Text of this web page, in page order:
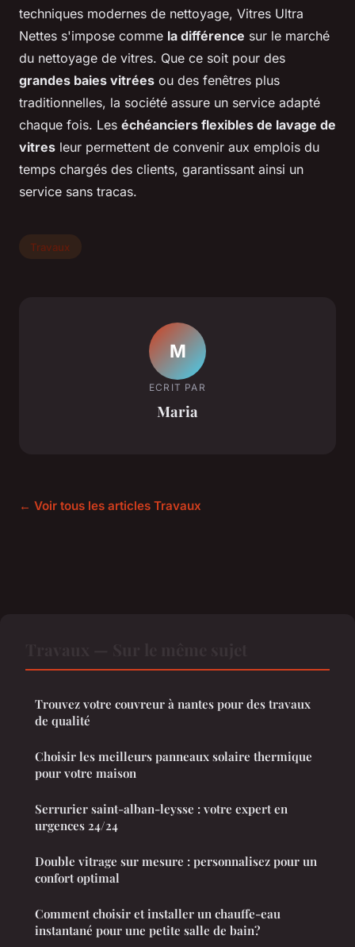
techniques modernes de nettoyage, Vitres Ultra
Nettes s'impose comme la différence sur le marché
du nettoyage de vitres. Que ce soit pour des
grandes baies vitrées ou des fenêtres plus
traditionnelles, la société assure un service adapté
chaque fois. Les échéanciers flexibles de lavage de
vitres leur permettent de convenir aux emplois du
temps chargés des clients, garantissant ainsi un
service sans tracas.
Travaux
M
ECRIT PAR
Maria
← Voir tous les articles Travaux
Trouvez votre couvreur à nantes pour des travaux
de qualité
Choisir les meilleurs panneaux solaire thermique
pour votre maison
Serrurier saint-alban-leysse : votre expert en
urgences 24/24
Double vitrage sur mesure : personnalisez pour un
confort optimal
Comment choisir et installer un chauffe-eau
instantané pour une petite salle de bain?